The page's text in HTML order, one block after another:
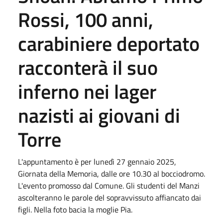
Rossi, 100 anni,
carabiniere deportato
racconterà il suo
inferno nei lager
nazisti ai giovani di
Torre
L'appuntamento è per lunedì 27 gennaio 2025,
Giornata della Memoria, dalle ore 10.30 al bocciodromo.
L'evento promosso dal Comune. Gli studenti del Manzi
ascolteranno le parole del sopravvissuto affiancato dai
figli. Nella foto bacia la moglie Pia.